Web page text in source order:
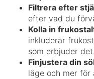
Filtrera efter
efter vad du
Kolla in
inkluderar
som erbjuder det.
Finjustera din
läge och mer